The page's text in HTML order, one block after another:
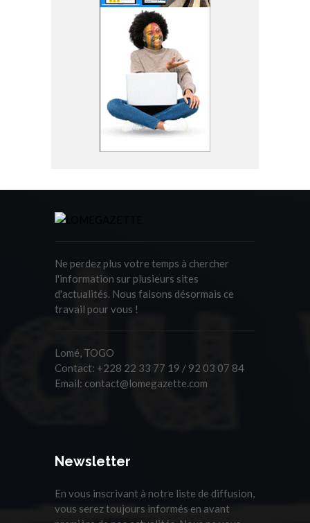
Ne perdez plus votre temps à chercher
l'information sur plusieurs sites
d'actualités. Nous faisons désormais ce
travail pour vous !
Lomé, TOGO
Contact: +228 22 33 77 19 / 92 03 07 84
Email: contact@lomegazette.com
Newsletter
En vous inscrivant à notre liste de diffusion,
vous serez toujours informés en avant